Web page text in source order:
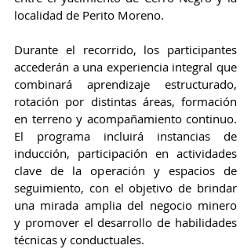
localidad de Perito Moreno.
Durante el recorrido, los participantes
accederán a una experiencia integral que
combinará aprendizaje estructurado,
rotación por distintas áreas, formación
en terreno y acompañamiento continuo.
El programa incluirá instancias de
inducción, participación en actividades
clave de la operación y espacios de
seguimiento, con el objetivo de brindar
una mirada amplia del negocio minero
y promover el desarrollo de habilidades
técnicas y conductuales.